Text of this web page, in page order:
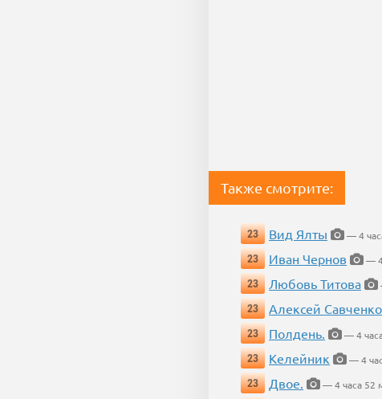
Также смотрите:
23 Вид Ялты
— 4
23
Иван Чернов
— 4
23
Любовь Титова
23
Алексей Савченко
23
Полдень.
— 4
23
Келейник
— 4
23
Двое.
— 4 часа 52